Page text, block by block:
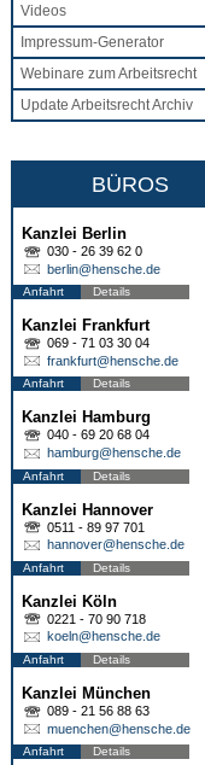
Videos
Impressum-Generator
Webinare zum Arbeitsrecht
Update Arbeitsrecht Archiv
BÜROS
Kanzlei Berlin
030 - 26 39 62 0
berlin@hensche.de
Anfahrt Details
Kanzlei Frankfurt
069 - 71 03 30 04
frankfurt@hensche.de
Anfahrt Details
Kanzlei Hamburg
040 - 69 20 68 04
hamburg@hensche.de
Anfahrt Details
Kanzlei Hannover
0511 - 89 97 701
hannover@hensche.de
Anfahrt Details
Kanzlei Köln
0221 - 70 90 718
koeln@hensche.de
Anfahrt Details
Kanzlei München
089 - 21 56 88 63
muenchen@hensche.de
Anfahrt Details